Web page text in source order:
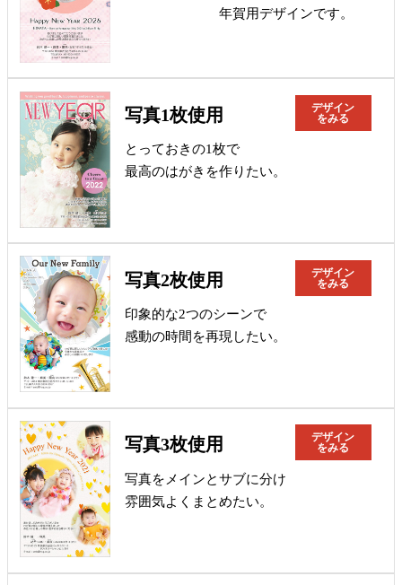
年賀用デザインです。
写真1枚使用
デザイン
をみる
とっておきの1枚で
最高のはがきを作りたい。
写真2枚使用
デザイン
をみる
印象的な2つのシーンで
感動の時間を再現したい。
写真3枚使用
デザイン
をみる
写真をメインとサブに分け
雰囲気よくまとめたい。